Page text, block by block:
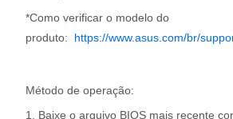
*Como verificar o modelo do
produto:
https://www.asus.com/br/
Método de operação:
1. Baixe o arquivo BIOS mais recente